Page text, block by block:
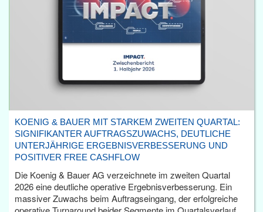
KOENIG & BAUER MIT STARKEM ZWEITEN QUARTAL:
SIGNIFIKANTER AUFTRAGSZUWACHS, DEUTLICHE
UNTERJÄHRIGE ERGEBNISVERBESSERUNG UND
POSITIVER FREE CASHFLOW
Die Koenig & Bauer AG verzeichnete im zweiten Quartal
2026 eine deutliche operative Ergebnisverbesserung. Ein
massiver Zuwachs beim Auftragseingang, der erfolgreiche